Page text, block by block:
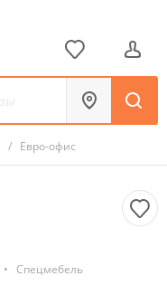
/ Евро-офис
• Спецмебель